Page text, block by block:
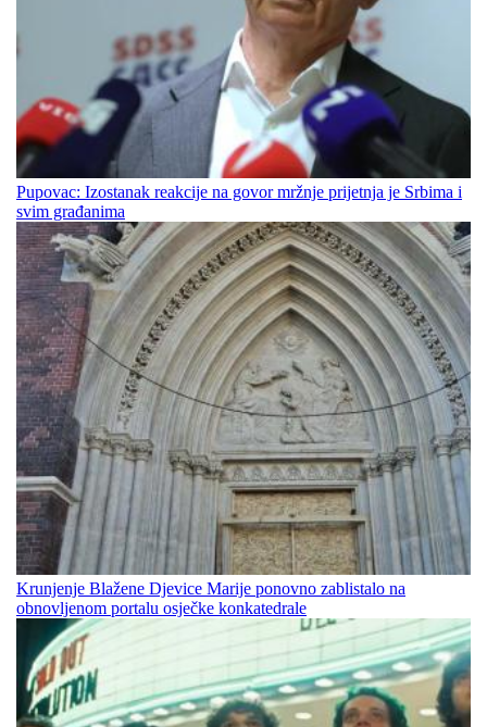
Pupovac: Izostanak reakcije na govor mržnje prijetnja je Srbima i
svim građanima
Krunjenje Blažene Djevice Marije ponovno zablistalo na
obnovljenom portalu osječke konkatedrale